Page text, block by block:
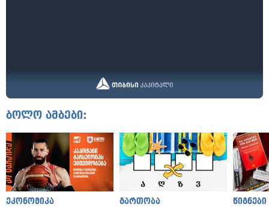
ბოლო ამბები:
ეკონომიკა გართობა წიგნები